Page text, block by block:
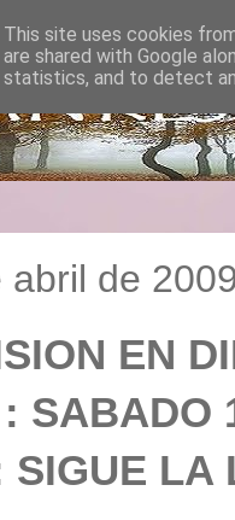
abril de
EN
SABADO
SIGUE
This site uses cookies
are shared with Google
statistics, and to detect